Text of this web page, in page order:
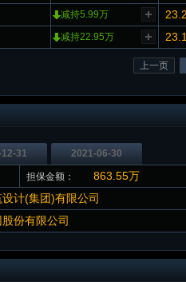
减持5.99万
减持22.95万
上一页
31 2021-06-30
担保金额： 863.55万
设计(集团)有限公司
份有限公司